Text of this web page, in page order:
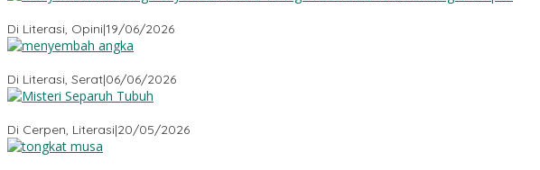
Di Literasi, Opini|19/06/2026
Di Literasi, Serat|06/06/2026
Di Cerpen, Literasi|20/05/2026